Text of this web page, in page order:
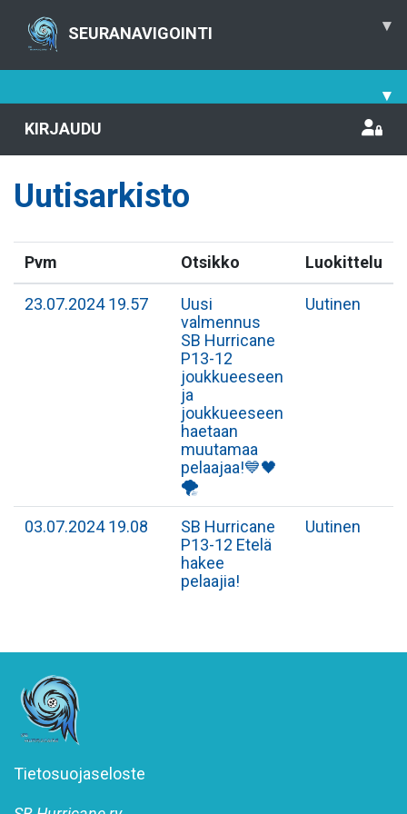
SEURANAVIGOINTI ▾
▾
KIRJAUDU
Uutisarkisto
Pvm Otsikko Luokittelu
23.07.2024 19.57
Uusi
valmennus
SB Hurricane
P13-12
joukkueeseen
ja
joukkueeseen
haetaan
muutamaa
pelaajaa!💙🖤
🌪
Uutinen
03.07.2024 19.08
SB Hurricane
P13-12 Etelä
hakee
pelaajia!
Uutinen
Tietosuojaseloste